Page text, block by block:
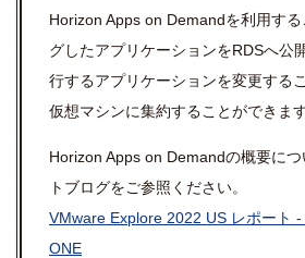
Horizon Apps on Demandを利用す
グしたアプリケーションをRDSへ公
行するアプリケーションを変更する
仮想マシンに集約することができます
Horizon Apps on Demandの概要に
トブログをご参照ください。
VMware Explore 2022 US レポート -
ONE